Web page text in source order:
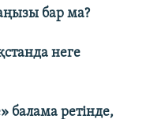
бар ма?
неге
балама ретінде,